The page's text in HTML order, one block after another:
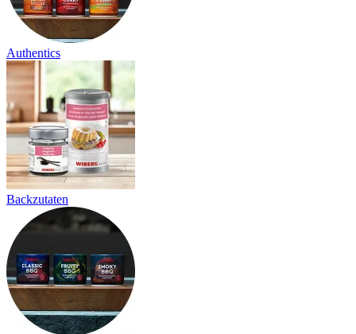
Authentics
Backzutaten